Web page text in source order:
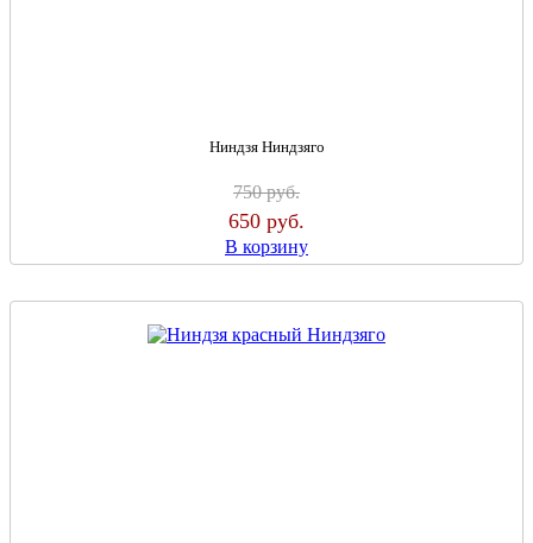
Ниндзя Ниндзяго
750руб.
650 руб.
В корзину